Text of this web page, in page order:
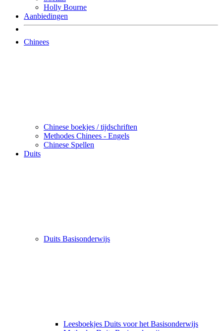
Holly Bourne
Aanbiedingen
Chinees
Chinese boekjes / tijdschriften
Methodes Chinees - Engels
Chinese Spellen
Duits
Duits Basisonderwijs
Leesboekjes Duits voor het Basisonderwijs